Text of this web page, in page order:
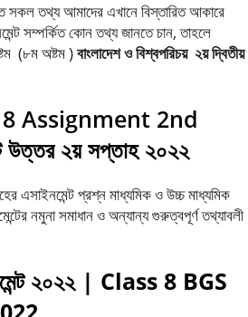
সকল তথ্য আমাদের এখানে বিস্তারিত আকারে
সম্পর্কিত কোন তথ্য জানতে চান, তাহলে
(৮ম অষ্টম )বাংলাদেশওবিশ্বপরিচয় ২য়দ্বিতীয়
Assignment 2nd
২য় সপ্তাহ ২০২২
এসাইনমেন্ট প্রশ্ন মাধ্যমিক ও উচ্চ মাধ্যমিক
নমুনা সমাধান ও অন্যান্য গুরুত্বপূর্ণ তথ্যাবলী
২০২২| Class 8 BGS